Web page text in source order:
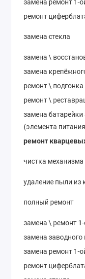
замена ремонт 1-
ремонт
замена стекла
замена \
замена
ремонт \ подгонка
ремонт \
замена
(элемента
ремонт
чистка механизма
удаление пыли из
полный ремонт
замена \ ремонт
замена
замена ремонт 1-
ремонт